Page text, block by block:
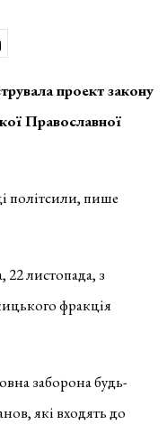
проект закону
Православної
політсили, пише
22 листопада, з
фракція
заборона будь-
які входять до